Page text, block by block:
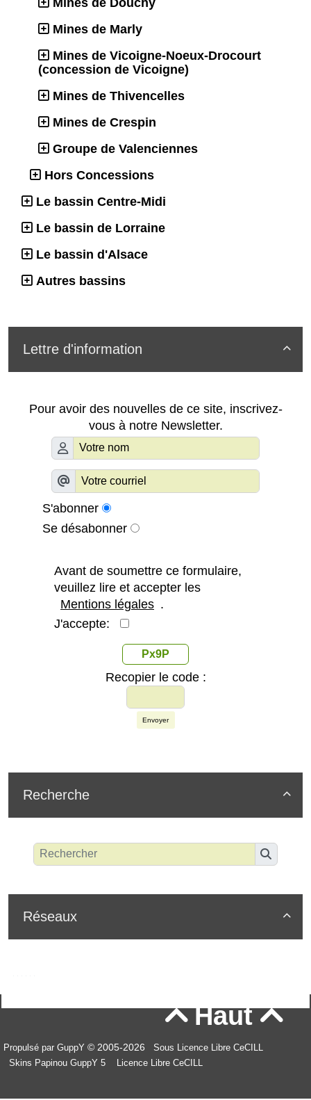
Mines de Marly
Mines de Vicoigne-Noeux-Drocourt
(concession de Vicoigne)
Mines de Thivencelles
Mines de Crespin
Groupe de Valenciennes
Hors Concessions
Le bassin Centre-Midi
Le bassin de Lorraine
Le bassin d'Alsace
Autres bassins

Lettre d'information
Pour avoir des nouvelles de ce site, inscrivez-
vous à notre Newsletter.
S'abonner
Se désabonner
Avant de soumettre ce formulaire,
veuillez lire et accepter les
Mentions légales .
J'accepte:
Px9P
Recopier le code :
Envoyer

Recherche

Réseaux
Haut
Propulsé par GuppY © 2005-2026
Sous Licence Libre CeCILL
Skins Papinou GuppY 5
Licence Libre CeCILL